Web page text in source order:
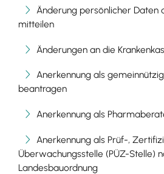
Änderung persönlicher Daten
mitteilen
Änderungen an die
Anerkennung als
beantragen
Anerkennung als
Anerkennung als Prüf-,
Überwachungsstelle (PÜZ-Stelle)
Landesbauordnung